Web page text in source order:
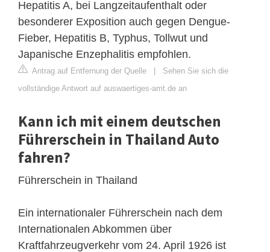
Hepatitis A, bei Langzeitaufenthalt oder
besonderer Exposition auch gegen Dengue-
Fieber, Hepatitis B, Typhus, Tollwut und
Japanische Enzephalitis empfohlen.
Antrag auf Entfernung der Quelle | Sehen Sie sich die
vollständige Antwort auf auswaertiges-amt.de an
Kann ich mit einem deutschen
Führerschein in Thailand Auto
fahren?
Führerschein in Thailand
Ein internationaler Führerschein nach dem
Internationalen Abkommen über
Kraftfahrzeugverkehr vom 24. April 1926 ist